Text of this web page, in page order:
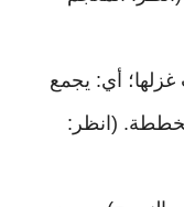
أي: يجمع
(انظر: